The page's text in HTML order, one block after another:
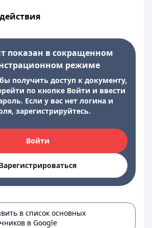
показан в сокращенном
режиме
получить доступ к документу,
по кнопке Войти и ввести
Если у вас нет логина и
зарегистрируйтесь.
Войти
в список основных
в Google